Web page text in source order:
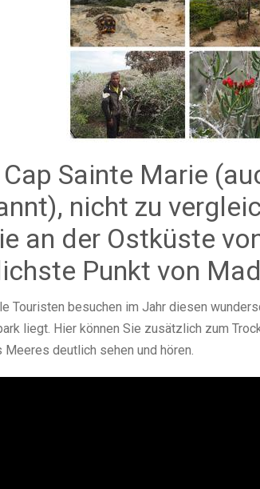
Sainte Marie
nicht zu
an der Ostküste
Punkt von
Touristen besuchen im Jahr diesen
liegt. Hier können Sie zusätzlich zum
Meeres deutlich sehen und hören.